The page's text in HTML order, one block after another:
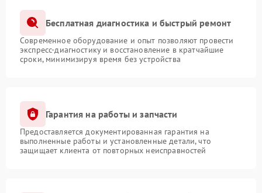
Бесплатная диагностика и быстрый ремонт
Современное оборудование и опыт позволяют провести
экспресс-диагностику и восстановление в кратчайшие
сроки, минимизируя время без устройства
Гарантия на работы и запчасти
Предоставляется документированная гарантия на
выполненные работы и установленные детали, что
защищает клиента от повторных неисправностей